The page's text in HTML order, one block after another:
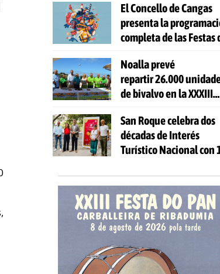
El Concello de Cangas
presenta la
completa de las Festas
Noalla prevé
repartir 26.000
de bivalvo en la XXXIII
San Roque celebra dos
décadas de Interés
Turístico Nacional con
actividades gratuitas